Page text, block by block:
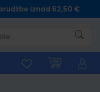
iznad 62,50 €